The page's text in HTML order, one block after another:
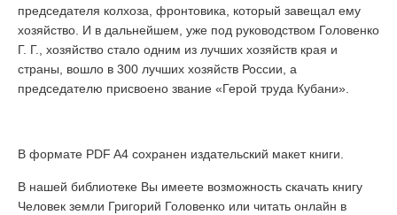
председателя колхоза, фронтовика, который завещал ему
хозяйство. И в дальнейшем, уже под руководством Головенко
Г. Г., хозяйство стало одним из лучших хозяйств края и
страны, вошло в 300 лучших хозяйств России, а
председателю присвоено звание «Герой труда Кубани».
В формате PDF A4 сохранен издательский макет книги.
В нашей библиотеке Вы имеете возможность скачать книгу
Человек земли Григорий Головенко или читать онлайн в